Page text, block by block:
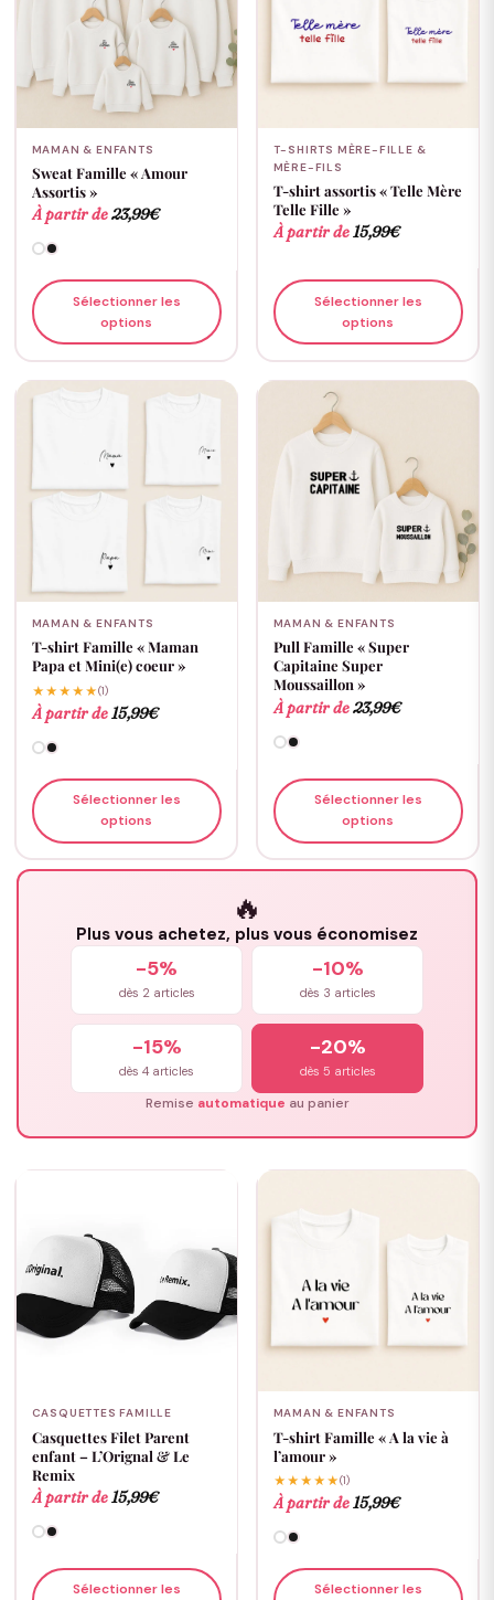
MAMAN & ENFANTS
Sweat Famille « Amour
Assortis »
À partir de23,99€
Sélectionner les
options
T-SHIRTS MÈRE-FILLE &
MÈRE-FILS
T-shirt assortis « Telle Mère
Telle Fille »
À partir de15,99€
Sélectionner les
options
MAMAN & ENFANTS
T-shirt Famille « Maman
Papa et Mini(e) coeur »
★★★★★(1)
À partir de15,99€
Sélectionner les
options
MAMAN & ENFANTS
Pull Famille « Super
Capitaine Super
Moussaillon »
À partir de23,99€
Sélectionner les
options
🔥
Plus vous achetez, plus vous économisez
-5%
dès 2 articles
-10%
dès 3 articles
-15%
dès 4 articles
-20%
dès 5 articles
Remise automatique au panier
CASQUETTES FAMILLE
Casquettes Filet Parent
enfant – L’Orignal & Le
Remix
À partir de15,99€
Sélectionner les
MAMAN & ENFANTS
T-shirt Famille « A la vie à
l’amour »
★★★★★(1)
À partir de15,99€
Sélectionner les